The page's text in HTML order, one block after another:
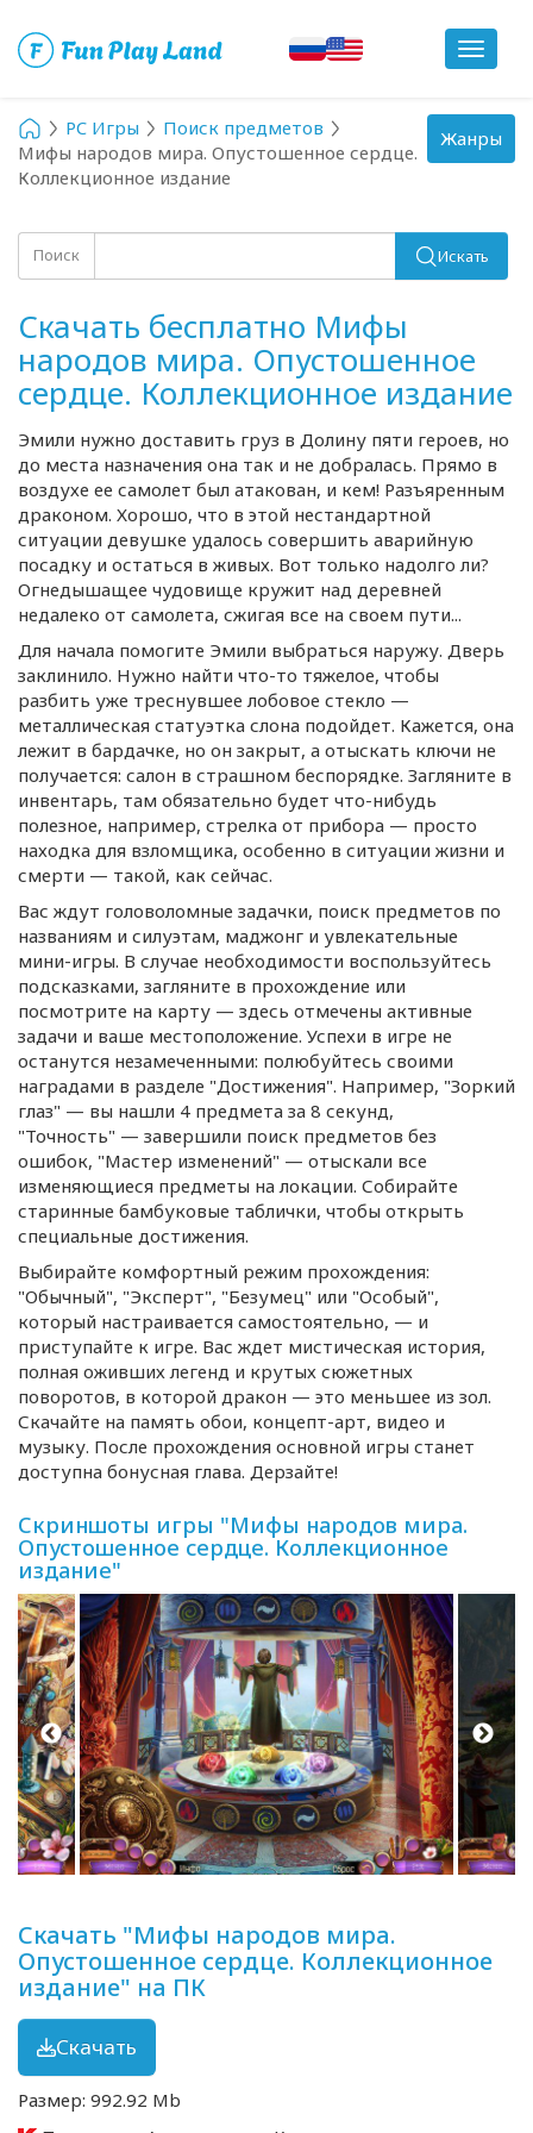
Toggle
PC Игры
Поиск предметов
Мифы народов мира. Опустошенное сердце.
Коллекционное издание
Поиск Искать
Скачать бесплатно Мифы
народов мира. Опустошенное
сердце. Коллекционное издание
Эмили нужно доставить груз в Долину пяти героев, но
до места назначения она так и не добралась. Прямо в
воздухе ее самолет был атакован, и кем! Разъяренным
драконом. Хорошо, что в этой нестандартной
ситуации девушке удалось совершить аварийную
посадку и остаться в живых. Вот только надолго ли?
Огнедышащее чудовище кружит над деревней
недалеко от самолета, сжигая все на своем пути...
Для начала помогите Эмили выбраться наружу. Дверь
заклинило. Нужно найти что-то тяжелое, чтобы
разбить уже треснувшее лобовое стекло —
металлическая статуэтка слона подойдет. Кажется, она
лежит в бардачке, но он закрыт, а отыскать ключи не
получается: салон в страшном беспорядке. Загляните в
инвентарь, там обязательно будет что-нибудь
полезное, например, стрелка от прибора — просто
находка для взломщика, особенно в ситуации жизни и
смерти — такой, как сейчас.
Вас ждут головоломные задачки, поиск предметов по
названиям и силуэтам, маджонг и увлекательные
мини-игры. В случае необходимости воспользуйтесь
подсказками, загляните в прохождение или
посмотрите на карту — здесь отмечены активные
задачи и ваше местоположение. Успехи в игре не
останутся незамеченными: полюбуйтесь своими
наградами в разделе "Достижения". Например, "Зоркий
глаз" — вы нашли 4 предмета за 8 секунд,
"Точность" — завершили поиск предметов без
ошибок, "Мастер изменений" — отыскали все
изменяющиеся предметы на локации. Собирайте
старинные бамбуковые таблички, чтобы открыть
специальные достижения.
Выбирайте комфортный режим прохождения:
"Обычный", "Эксперт", "Безумец" или "Особый",
который настраивается самостоятельно, — и
приступайте к игре. Вас ждет мистическая история,
полная оживших легенд и крутых сюжетных
поворотов, в которой дракон — это меньшее из зол.
Скачайте на память обои, концепт-арт, видео и
музыку. После прохождения основной игры станет
доступна бонусная глава. Дерзайте!
Скриншоты игры "Мифы народов мира.
Опустошенное сердце. Коллекционное
издание"
Скачать "Мифы народов мира.
Опустошенное сердце. Коллекционное
издание" на ПК
Скачать
Размер: 992.92 Mb
Toggle
navigation
Жанры